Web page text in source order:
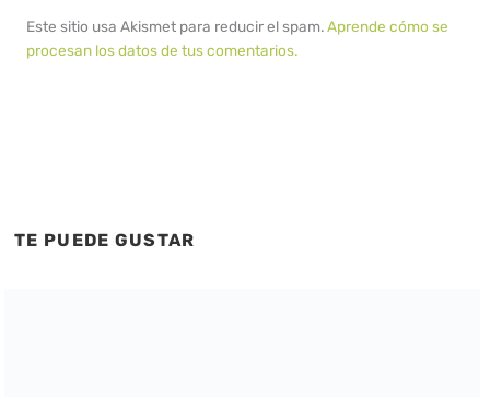
Este sitio usa Akismet para reducir el spam.Aprende cómo se
procesan los datos de tus comentarios.
TE PUEDE GUSTAR